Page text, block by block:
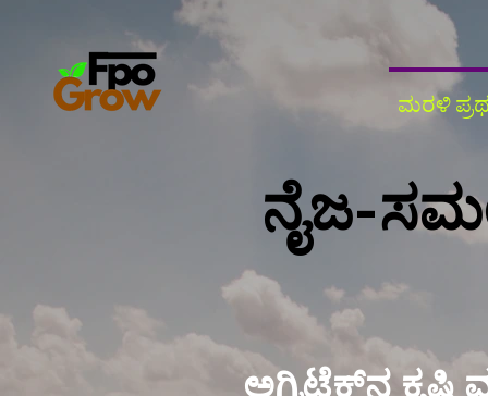
ಮರಳಿ
ನೈಜ-
ಅಗ್ರಿಟೆಕ್‌ನ ಕೃಷಿ